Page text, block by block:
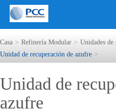
Casa Refinería Modular
Unidades
Unidad de recuperación de azufre
Unidad de
azufre